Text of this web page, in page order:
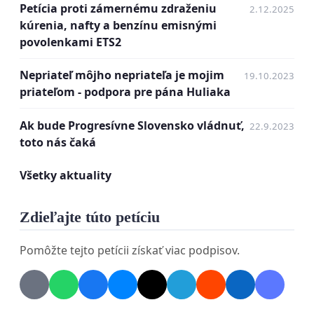
hospodárskych, osobných i politických slobôd
občanov
ministerstva životného prostredia
„zainteresovanej verejnosti“ - nikým nevolených,
aktivistov z tretieho sektora, aby cez súdne
- Súdy, po prijatí Zákona, budú môcť
rozhodnúť len o sprísňovaní klimatických
regulácií, nie o ich zmierňovaní.
- Zákon zavádza trafiky pre uvedomelých
Petícia proti zámernému zdraženiu
kúrenia, nafty a benzínu emisnými
povolenkami ETS2
2.12.2025
Nepriateľ môjho nepriateľa je mojim
priateľom - podpora pre pána Huliaka
19.10.2023
Ak bude Progresívne Slovensko vládnuť,
toto nás čaká
22.9.2023
Všetky aktuality
Zdieľajte túto petíciu
Pomôžte tejto petícii získať viac podpisov.